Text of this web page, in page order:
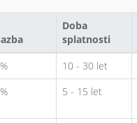
Doba
splatnosti
10 - 30 let
5 - 15 let